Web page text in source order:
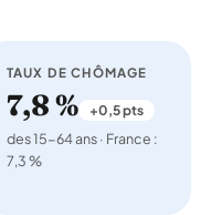
TAUX DE CHÔMAGE
7,8 % +0,5 pts
des 15-64 ans · France :
7,3 %